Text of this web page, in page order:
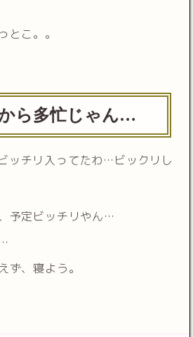
とこ。。
ら多忙じゃん…
ッチリ入ってたわ…ビックリし
予定ビッチリやん…
ず、寝よう。